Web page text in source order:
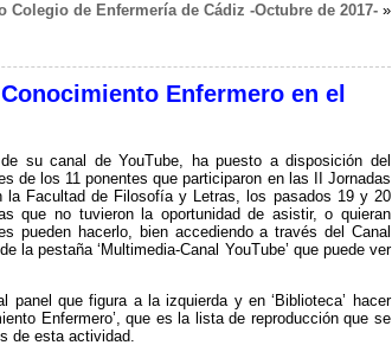
Colegio de Enfermería de Cádiz -Octubre de 2017-»
Enfermero en el
su canal de YouTube, ha puesto a disposición del
de los 11 ponentes que participaron en las II Jornadas
la Facultad de Filosofía y Letras, los pasados 19 y 20
que no tuvieron la oportunidad de asistir, o quieran
pueden hacerlo, bien accediendo a través del Canal
la pestaña ‘Multimedia-Canal YouTube’ que puede ver
panel que figura a la izquierda y en ‘Biblioteca’ hacer
Enfermero’, que es la lista de reproducción que se
de esta actividad.